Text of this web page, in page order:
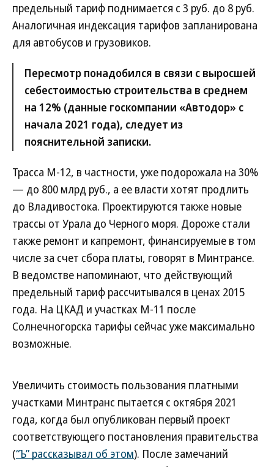
предельный тариф поднимается с 3 руб. до 8 руб.
Аналогичная индексация тарифов запланирована
для автобусов и грузовиков.
Пересмотр понадобился в связи с выросшей
себестоимостью строительства в среднем
на 12% (данные госкомпании «Автодор» с
начала 2021 года), следует из
пояснительной записки.
Трасса М-12, в частности, уже подорожала на 30%
— до 800 млрд руб., а ее власти хотят продлить
до Владивостока. Проектируются также новые
трассы от Урала до Черного моря. Дороже стали
также ремонт и капремонт, финансируемые в том
числе за счет сбора платы, говорят в Минтрансе.
В ведомстве напоминают, что действующий
предельный тариф рассчитывался в ценах 2015
года. На ЦКАД и участках М-11 после
Солнечногорска тарифы сейчас уже максимально
возможные.
Увеличить стоимость пользования платными
участками Минтранс пытается с октября 2021
года, когда был опубликован первый проект
соответствующего постановления правительства
(“Ъ” рассказывал об этом). После замечаний